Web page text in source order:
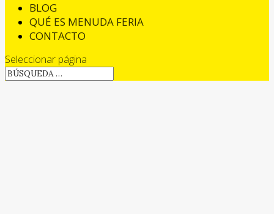
BLOG
QUÉ ES MENUDA FERIA
CONTACTO
Seleccionar página